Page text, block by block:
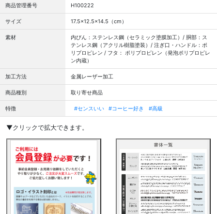
商品管理番号 H100222
サイズ 17.5×12.5×14.5（cm）
素材
内びん：ステンレス鋼（セラミック塗膜加工）/ 胴部：ス
テンレス鋼（アクリル樹脂塗装）/ 注ぎ口・ハンドル：ポ
リプロピレン / フタ： ポリプロピレン（発泡ポリプロピレ
ン内蔵）
加工方法 金属レーザー加工
商品種別 取り寄せ商品
特徴 #センスいい #コーヒー好き #高級
▼クリックで拡大できます。